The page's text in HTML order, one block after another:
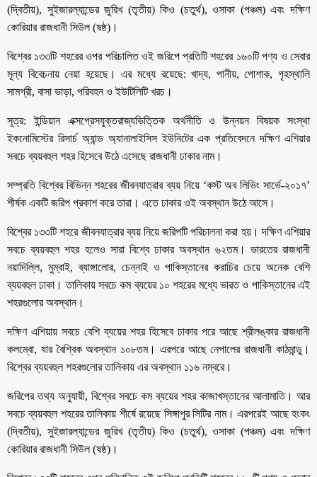
(দ্বিতীয়), সুইজারল্যান্ডের জুরিখ (তৃতীয়) কিও (চতুর্থ), ওসাকা (পঞ্চম) এবং দক্ষিণ
কোরিয়ার রাজধানী সিউল (ষষ্ঠ)।
বিশ্বের ১৩৩টি শহরের ওপর পরিচালিত ওই জরিপে প্রতিটি শহরের ১৬০টি পণ্য ও সেবার
মূল্য বিবেচনায় নেয়া হয়েছে। এর মধ্যে রয়েছে: খাদ্য, পানীয়, পোশাক, গৃহস্থালি
সামগ্রী, বাসা ভাড়া, পরিবহন ও ইউটিলিটি খরচ।
সূত্র: ইন্ডিয়ান এক্সপ্রেসযুক্তরাজ্যভিত্তিক অর্থনীতি ও উন্নয়ন বিষয়ক সংস্থা
ইকনোমিস্টের রিসার্চ অ্যান্ড অ্যানালাইসিস ইউনিটের এক প্রতিবেদনে দক্ষিণ এশিয়ার
সবচে ব্যয়বহুল শহর হিসেবে উঠে এসেছে রাজধানী ঢাকার নাম।
সম্প্রতি বিশ্বের বিভিন্ন শহরের জীবনযাত্রার ব্যয় নিয়ে ‘কস্ট অব লিভিং সার্ভে-২০১৭’
শীর্ষক একটি জরিপ প্রকাশ করে তারা। এতে ঢাকার ওই অবস্থান উঠে আসে।
বিশ্বের ১৩৩টি শহরে জীবনযাত্রার ব্যয় নিয়ে জরিপটি পরিচালনা করা হয়। দক্ষিণ এশিয়ার
সবচে ব্যয়বহুল শহর হলেও সারা বিশ্বে ঢাকার অবস্থান ৬২তম। ভারতের রাজধানী
নয়াদিল্লি, মুম্বাই, ব্যাঙ্গালোর, চেন্নাই ও পাকিস্তানের করাচির চেয়ে অনেক বেশি
ব্যয়বহুল ঢাকা। তালিকায় সবচে কম ব্যয়ের ১০ শহরের মধ্যে ভারত ও পাকিস্তানের এই
শহরগুলোর অবস্থান।
দক্ষিণ এশিয়ায় সবচে বেশি ব্যয়ের শহর হিসেবে ঢাকার পরে আছে শ্রীলঙ্কার রাজধানী
কলম্বো, যার বৈশ্বিক অবস্থান ১০৮তম। এরপরে আছে নেপালের রাজধানী কাঠমান্ডু।
বিশ্বের ব্যয়বহুল শহরগুলোর তালিকায় এর অবস্থান ১১৬ নম্বরে।
জরিপের তথ্য অনুযায়ী, বিশ্বের সবচে কম ব্যয়ের শহর কাজাখস্তানের আলামাতি। আর
সবচে ব্যয়বহুল শহরের তালিকায় শীর্ষে রয়েছে সিঙ্গাপুর সিটির নাম। এরপরেই আছে হংকং
(দ্বিতীয়), সুইজারল্যান্ডের জুরিখ (তৃতীয়) কিও (চতুর্থ), ওসাকা (পঞ্চম) এবং দক্ষিণ
কোরিয়ার রাজধানী সিউল (ষষ্ঠ)।